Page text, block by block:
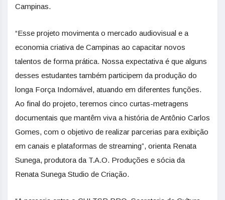
Campinas.
“Esse projeto movimenta o mercado audiovisual e a
economia criativa de Campinas ao capacitar novos
talentos de forma prática. Nossa expectativa é que alguns
desses estudantes também participem da produção do
longa Força Indomável, atuando em diferentes funções.
Ao final do projeto, teremos cinco curtas-metragens
documentais que mantêm viva a história de Antônio Carlos
Gomes, com o objetivo de realizar parcerias para exibição
em canais e plataformas de streaming”, orienta Renata
Sunega, produtora da T.A.O. Produções e sócia da
Renata Sunega Studio de Criação.